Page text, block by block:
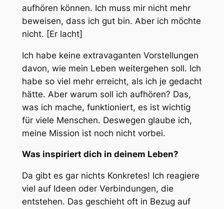
aufhören können. Ich muss mir nicht mehr
beweisen, dass ich gut bin. Aber ich möchte
nicht. [Er lacht]
Ich habe keine extravaganten Vorstellungen
davon, wie mein Leben weitergehen soll. Ich
habe so viel mehr erreicht, als ich je gedacht
hätte. Aber warum soll ich aufhören? Das,
was ich mache, funktioniert, es ist wichtig
für viele Menschen. Deswegen glaube ich,
meine Mission ist noch nicht vorbei.
Was inspiriert dich in deinem Leben?
Da gibt es gar nichts Konkretes! Ich reagiere
viel auf Ideen oder Verbindungen, die
entstehen. Das geschieht oft in Bezug auf